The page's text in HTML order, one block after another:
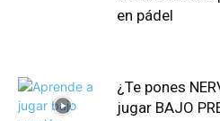
en pádel
¿Te pones
jugar BAJO